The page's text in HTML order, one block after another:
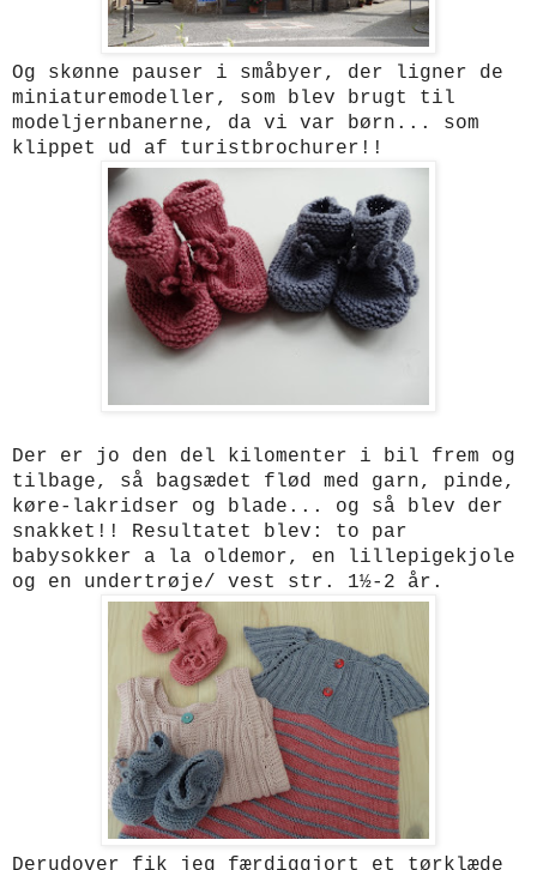
Og skønne pauser i småbyer, der ligner de
miniaturemodeller, som blev brugt til
modeljernbanerne, da vi var børn... som
klippet ud af turistbrochurer!!
Der er jo den del kilomenter i bil frem og
tilbage, så bagsædet flød med garn, pinde,
køre-lakridser og blade... og så blev der
snakket!! Resultatet blev: to par
babysokker a la oldemor, en lillepigekjole
og en undertrøje/ vest str. 1½-2 år.
Derudover fik jeg færdiggjort et tørklæde